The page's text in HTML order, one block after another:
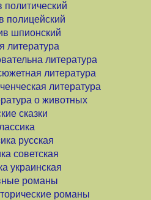
политический
полицейский
шпионский
литература
литература
литература
литература
о животных
сказки
русская
советская
украинская
романы
романы